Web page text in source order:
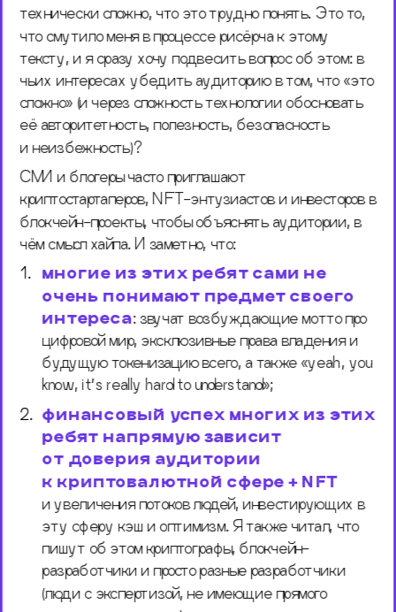
технически сложно, что это трудно понять. Это то,
что смутило меня в процессе рисёрча к этому
тексту, и я сразу хочу подвесить вопрос об этом: в
чьих интересах убедить аудиторию в том, что «это
сложно» (и через сложность технологии обосновать
её авторитетность, полезность, безопасность
и неизбежность)?
СМИ и блогеры часто приглашают
криптостартаперов, NFT-энтузиастов и инвесторов в
блокчейн-проекты, чтобы объяснять аудитории, в
чём смысл хайпа. И заметно, что:
многие из этих ребят сами не
очень понимают предмет своего
интереса: звучат возбуждающие мотто про
цифровой мир, эксклюзивные права владения и
будущую токенизацию всего, а также «yeah, you
know, it’s really hard to understand»;
финансовый успех многих из этих
ребят напрямую зависит
от доверия аудитории
к криптовалютной сфере + NFT
и увеличения потоков людей, инвестирующих в
эту сферу кэш и оптимизм. Я также читал, что
пишут об этом криптографы, блокчейн-
разработчики и просто разные разработчики
(люди с экспертизой, не имеющие прямого